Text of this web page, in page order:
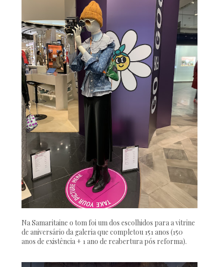
Na Samaritaine o tom foi um dos escolhidos para a vitrine
de aniversário da galeria que completou 151 anos (150
anos de existência + 1 ano de reabertura pós reforma).